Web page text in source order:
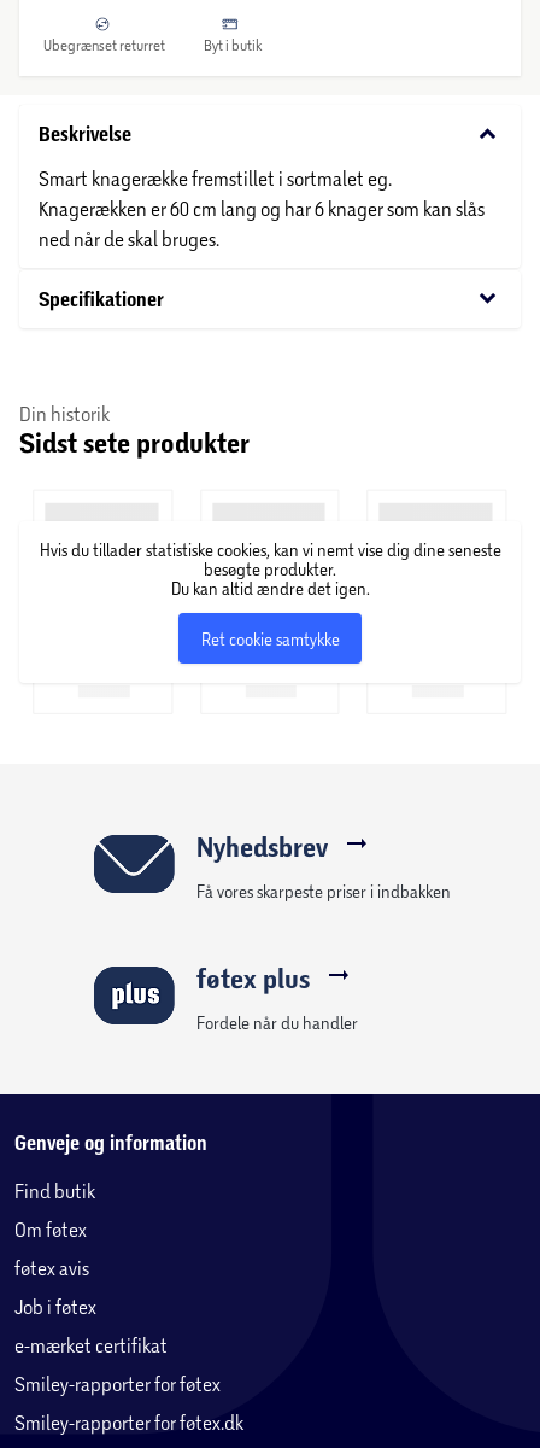
Ubegrænset returret Byt i butik
Beskrivelse keyboard_arrow_down
Smart knagerække fremstillet i sortmalet eg.
Knagerækken er 60 cm lang og har 6 knager som kan slås
ned når de skal bruges.
Specifikationer keyboard_arrow_down
Din historik
Sidst sete produkter
Hvis du tillader statistiske cookies, kan vi nemt vise dig dine seneste
besøgte produkter.
Du kan altid ændre det igen.
Ret cookie samtykke
Nyhedsbrev
Få vores skarpeste priser i indbakken
føtex plus
Fordele når du handler
Genveje og information
Find butik
Om føtex
føtex avis
Job i føtex
e-mærket certifikat
Smiley-rapporter for føtex
Smiley-rapporter for føtex.dk